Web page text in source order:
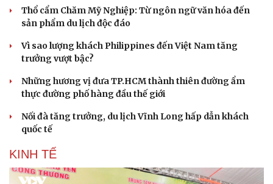
Thổ cẩm Chăm Mỹ Nghiệp: Từ ngôn ngữ văn hóa đến
sản phẩm du lịch độc đáo
Vì sao lượng khách Philippines đến Việt Nam tăng
trưởng vượt bậc?
Những hương vị đưa TP.HCM thành thiên đường ẩm
thực đường phố hàng đầu thế giới
Nối đà tăng trưởng, du lịch Vĩnh Long hấp dẫn khách
quốc tế
KINH TẾ